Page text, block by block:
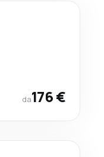
da176 €